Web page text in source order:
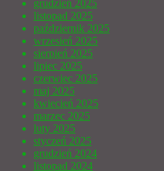
grudzień 2025
listopad 2025
październik 2025
wrzesień 2025
sierpień 2025
lipiec 2025
czerwiec 2025
maj 2025
kwiecień 2025
marzec 2025
luty 2025
styczeń 2025
grudzień 2024
listopad 2024